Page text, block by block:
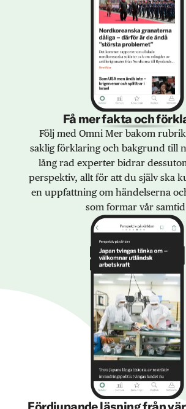
Få mer fakta och
Följ med Omni Mer bakom
saklig förklaring och bakgrund till
lång rad experter bidrar
perspektiv, allt för att du själv ska
en uppfattning om händelserna
som formar vår